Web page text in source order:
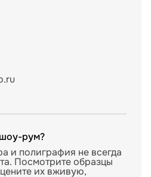
рум?
и полиграфия не всегда
Посмотрите образцы
их вживую,